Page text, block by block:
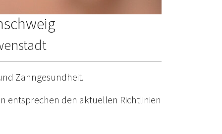
Zahngesundheit.
entsprechen den aktuellen Richtlinien